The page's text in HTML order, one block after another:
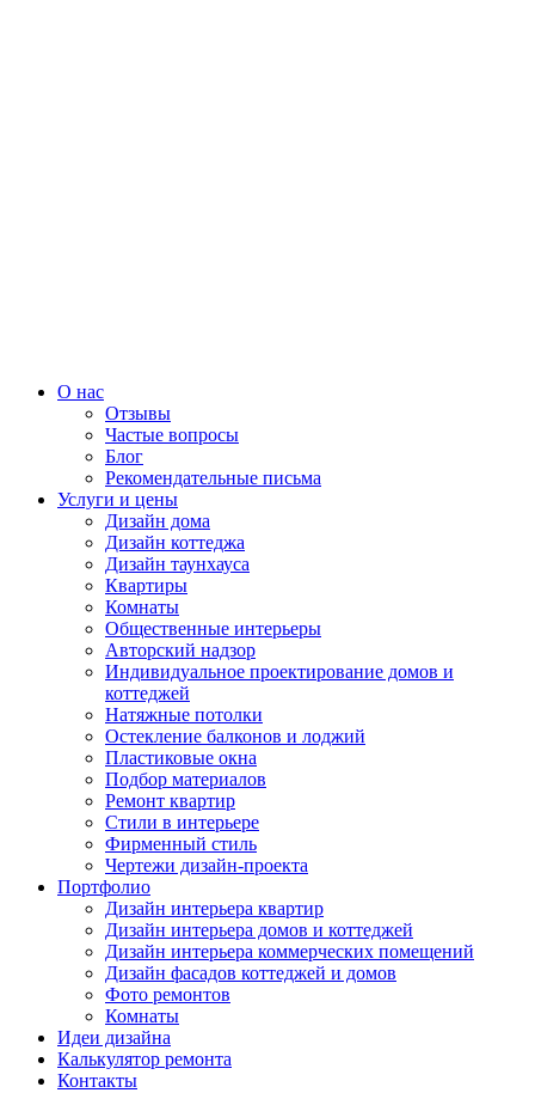
О нас
Отзывы
Частые вопросы
Блог
Рекомендательные письма
Услуги и цены
Дизайн дома
Дизайн коттеджа
Дизайн таунхауса
Квартиры
Комнаты
Общественные интерьеры
Авторский надзор
Индивидуальное проектирование домов и
коттеджей
Натяжные потолки
Остекление балконов и лоджий
Пластиковые окна
Подбор материалов
Ремонт квартир
Стили в интерьере
Фирменный стиль
Чертежи дизайн-проекта
Портфолио
Дизайн интерьера квартир
Дизайн интерьера домов и коттеджей
Дизайн интерьера коммерческих помещений
Дизайн фасадов коттеджей и домов
Фото ремонтов
Комнаты
Идеи дизайна
Калькулятор ремонта
Контакты